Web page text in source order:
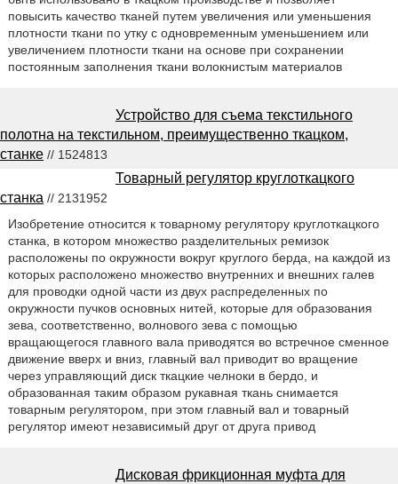
повысить качество тканей путем увеличения или уменьшения
плотности ткани по утку с одновременным уменьшением или
увеличением плотности ткани на основе при сохранении
постоянным заполнения ткани волокнистым материалов
Устройство для съема текстильного
полотна на текстильном, преимущественно ткацком,
станке // 1524813
Товарный регулятор круглоткацкого
станка // 2131952
Изобретение относится к товарному регулятору круглоткацкого
станка, в котором множество разделительных ремизок
расположены по окружности вокруг круглого берда, на каждой из
которых расположено множество внутренних и внешних галев
для проводки одной части из двух распределенных по
окружности пучков основных нитей, которые для образования
зева, соответственно, волнового зева с помощью
вращающегося главного вала приводятся во встречное сменное
движение вверх и вниз, главный вал приводит во вращение
через управляющий диск ткацкие челноки в бердо, и
образованная таким образом рукавная ткань снимается
товарным регулятором, при этом главный вал и товарный
регулятор имеют независимый друг от друга привод
Дисковая фрикционная муфта для